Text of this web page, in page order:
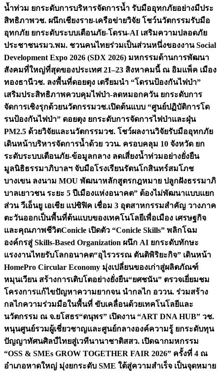
น้ำท่วม ยกระดับการบริหารจัดการน้ำ รับมืออุทกภัยอย่างมีประ
สิทธิภาพวช. ผนึกเชียงราย-เครือข่ายวิจัย โชว์นวัตกรรมรับมือ
อุทกภัย ยกระดับระบบเตือนภัย-โดรน-AI เสริมความปลอดภัย
ประชาชนรมว.พม. ชวนคนไทยร่วมเป็นส่วนหนึ่งของงาน Social
Development Expo 2026 (SDX 2026) มหกรรมด้านการพัฒนา
สังคมที่ใหญ่ที่สุดของประเทศ 21–23 สิงหาคมนี้ ณ อิมแพ็ค เมือง
ทองธานีวช. ลงพื้นที่ดอยตุง เตรียมนำ “โดรนป้องกันไฟป่า”
เสริมประสิทธิภาพควบคุมไฟป่า-ลดหมอกควัน ยกระดับการ
จัดการเชิงรุกด้วยนวัตกรรมวช.เปิดต้นแบบ “ศูนย์ปฏิบัติการโด
รนป้องกันไฟป่า” ดอยตุง ยกระดับการจัดการไฟป่าและฝุ่น
PM2.5 ด้วยวิจัยและนวัตกรรมวช. โชว์ผลงานวิจัยรับมืออุทกภัย
เดินหน้าบริหารจัดการน้ำด้วย ววน. ครอบคลุม 10 จังหวัด ยก
ระดับระบบเตือนภัย-ข้อมูลกลาง ลดเสี่ยงน้ำท่วมอย่างยั่งยืน
มูลนิธิธรรมาภิบาลฯ จับมือโรงเรียนรัตนโกสินทร์สมโภช
บางเขน ลงนาม MOU พัฒนาหลักสูตรกฎหมาย ปลูกฝังธรรมาภิ
บาลเยาวชน ระยะ 5 ปีเมืองแห่งอนาคต” ต้องไม่พัฒนาแบบแยก
ส่วน วีเอ็นยู เอเชีย แปซิฟิค เชื่อม 3 อุตสาหกรรมสำคัญ วางภาค
ตะวันออกเป็นพื้นที่ต้นแบบของเทคโนโลยีเพื่อเมือง เศรษฐกิจ
และคุณภาพชีวิตConicle เปิดตัว “Conicle Skills” พลิกโฉม
องค์กรสู่ Skills-Based Organization ผนึก AI ยกระดับทักษะ
แรงงานไทยรับโลกอนาคต“อุไรวรรณ ตันติพิริยะกิจ” เดินหน้า
HomePro Circular Economy มุ่งเปลี่ยนของเก่าสู่ผลิตภัณฑ์
หมุนเวียน สร้างการเติบโตอย่างยั่งยืน“ยศชนัน” ตรวจเยี่ยมชม
โครงการแก้ไขปัญหาความยากจน นำกลไก อววน. ร่วมสร้าง
กลไกความร่วมมือในพื้นที่ ขับเคลื่อนด้วยเทคโนโลยีและ
นวัตกรรม ณ จ.ยโสธร“ดนุพร” เปิดงาน “ART DNA HUB” วช.
หนุนศูนย์รวมผู้เชี่ยวชาญและศูนย์กลางองค์ความรู้ ยกระดับทุน
ปัญญาทัศนศิลป์ไทยสู่เวทีนานาชาติสสว. เปิดฉากมหกรรม
“OSS & SMEs GROW TOGETHER FAIR 2026” ครั้งที่ 4 ณ
อำเภอหาดใหญ่ มุ่งยกระดับ SME ใต้สู่ความสำเร็จ เป็นจุดหมาย